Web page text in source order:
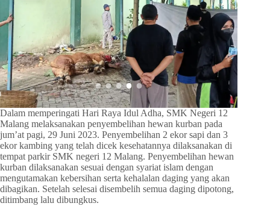
Dalam memperingati Hari Raya Idul Adha, SMK Negeri 12
Malang melaksanakan penyembelihan hewan kurban pada
jum’at pagi, 29 Juni 2023. Penyembelihan 2 ekor sapi dan 3
ekor kambing yang telah dicek kesehatannya dilaksanakan di
tempat parkir SMK negeri 12 Malang. Penyembelihan hewan
kurban dilaksanakan sesuai dengan syariat islam dengan
mengutamakan kebersihan serta kehalalan daging yang akan
dibagikan. Setelah selesai disembelih semua daging dipotong,
ditimbang lalu dibungkus.